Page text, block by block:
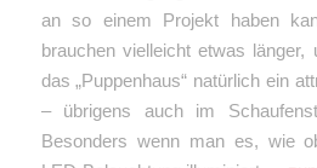
an so einem Projekt haben
brauchen vielleicht etwas länger,
das „Puppenhaus“ natürlich ein
– übrigens auch im
Besonders wenn man es, wie